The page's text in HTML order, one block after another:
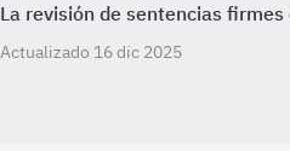
La revisión de sentencias
Actualizado 16 dic 2025